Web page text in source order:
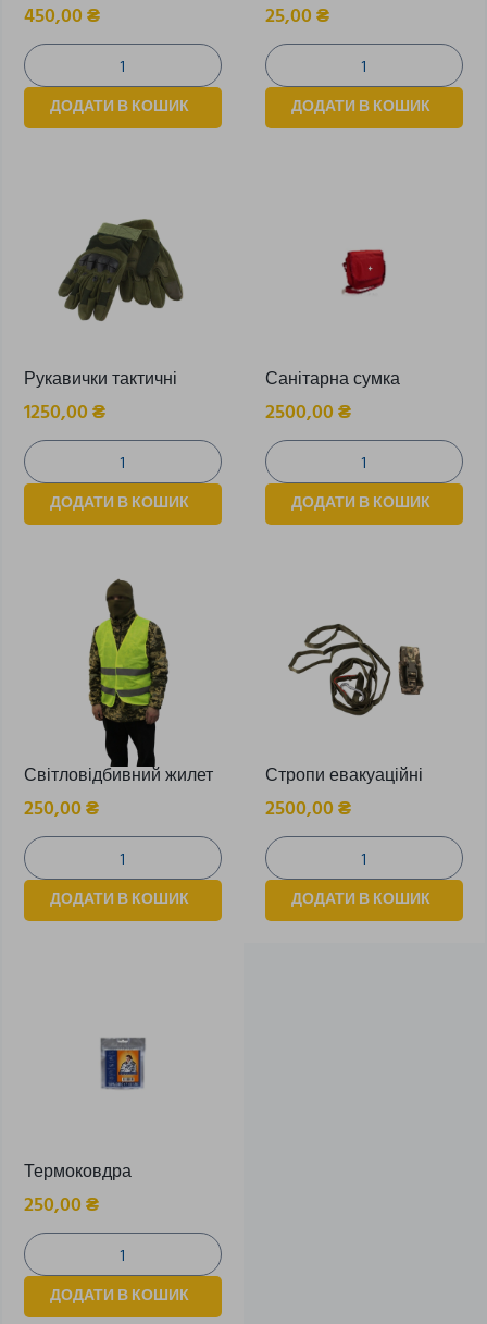
450,00₴
ДОДАТИ В КОШИК
25,00₴
ДОДАТИ В КОШИК
Рукавички тактичні
1250,00₴
ДОДАТИ В КОШИК
Санітарна сумка
2500,00₴
ДОДАТИ В КОШИК
Світловідбивний жилет
250,00₴
ДОДАТИ В КОШИК
Стропи евакуаційні
2500,00₴
ДОДАТИ В КОШИК
Термоковдра
250,00₴
ДОДАТИ В КОШИК